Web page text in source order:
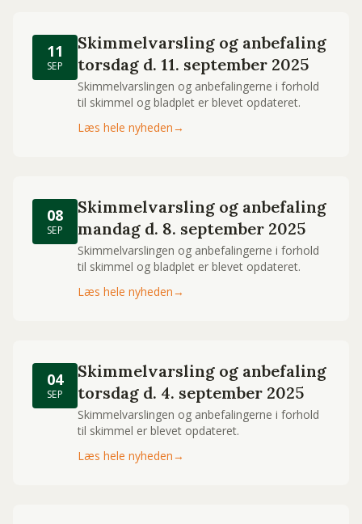
11
SEP
Skimmelvarsling og anbefaling
torsdag d. 11. september 2025
Skimmelvarslingen og anbefalingerne i forhold
til skimmel og bladplet er blevet opdateret.
Læs hele nyheden→
08
SEP
Skimmelvarsling og anbefaling
mandag d. 8. september 2025
Skimmelvarslingen og anbefalingerne i forhold
til skimmel og bladplet er blevet opdateret.
Læs hele nyheden→
04
SEP
Skimmelvarsling og anbefaling
torsdag d. 4. september 2025
Skimmelvarslingen og anbefalingerne i forhold
til skimmel er blevet opdateret.
Læs hele nyheden→